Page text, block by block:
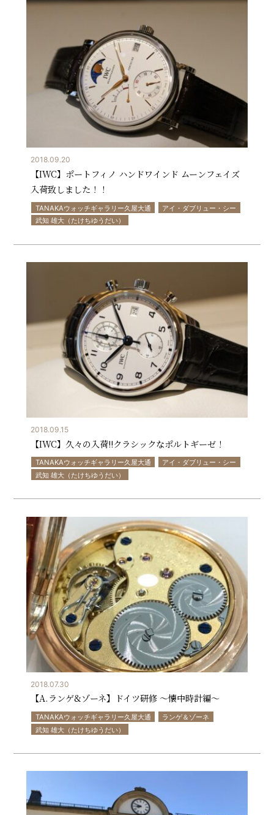
2018.09.20
【IWC】ポートフィノ ハンドワインド ムーンフェイズ
入荷致しました！！
TANAKAウォッチギャラリー久屋大通
アイ・ダブリュー・シー
武知 雄大（たけちゆうだい）
2018.09.15
【IWC】久々の入荷!!クラシックなポルトギーゼ！
TANAKAウォッチギャラリー久屋大通
アイ・ダブリュー・シー
武知 雄大（たけちゆうだい）
2018.07.30
【A.ランゲ&ゾーネ】ドイツ研修 ～懐中時計編～
TANAKAウォッチギャラリー久屋大通
ランゲ＆ゾーネ
武知 雄大（たけちゆうだい）